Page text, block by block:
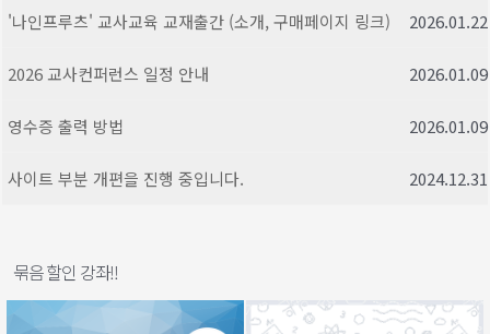
'나인프루츠' 교사교육 교재출간 (소개, 구매페이지 링크) 2026.01.22
2026 교사컨퍼런스 일정 안내 2026.01.09
영수증 출력 방법 2026.01.09
사이트 부분 개편을 진행 중입니다. 2024.12.31
묶음 할인 강좌!!